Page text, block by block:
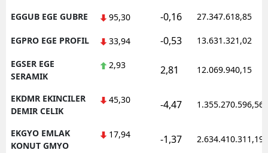
EGGUB EGE GUBRE 95,30 -0,16 27.347.618,85
EGPRO EGE PROFIL 33,94 -0,53 13.631.321,02
EGSER EGE
SERAMIK
2,93 2,81 12.069.940,15
EKDMR EKINCILER
DEMIR CELIK
45,30 -4,47 1.355.270.596,56
EKGYO EMLAK
KONUT GMYO
17,94 -1,37 2.634.410.311,19